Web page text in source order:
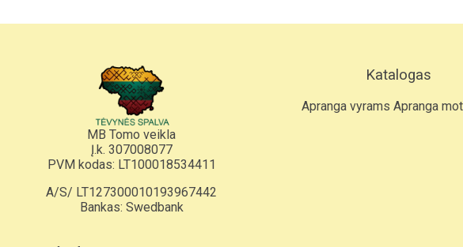
MB Tomo veikla
Į.k. 307008077
PVM kodas: LT100018534411
A/S/ LT127300010193967442
Bankas: Swedbank
Katalogas
Apranga vyrams Apranga